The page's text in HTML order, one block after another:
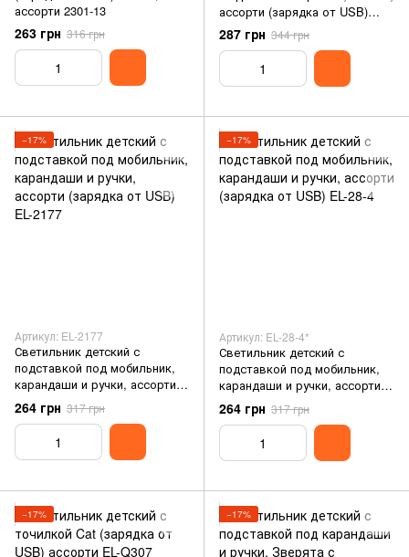
ассорти 2301-13
263 грн 316 грн
ассорти (зарядка от USB)
53024
287 грн 344 грн
−17%
Артикул: EL-2177
Светильник детский с
подставкой под мобильник,
карандаши и ручки, ассорти
(зарядка от USB) EL-2177
264 грн 317 грн
−17%
Артикул: EL-28-4*
Светильник детский с
подставкой под мобильник,
карандаши и ручки, ассорти
(зарядка от USB) EL-28-4
264 грн 317 грн
−17% −17%